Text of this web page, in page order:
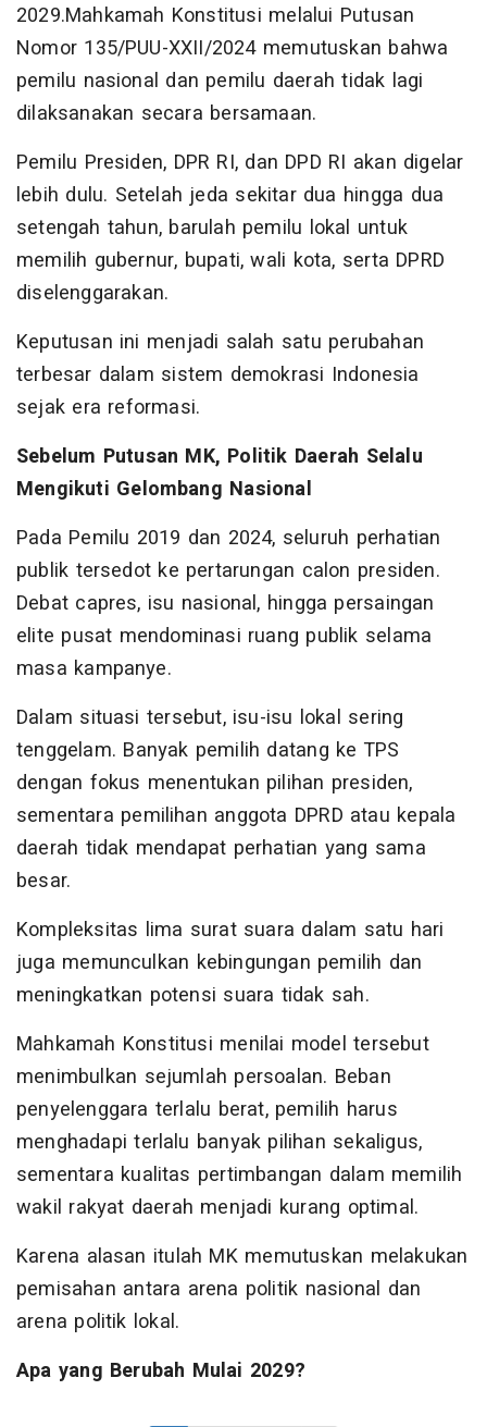
2029.Mahkamah Konstitusi melalui Putusan
Nomor 135/PUU-XXII/2024 memutuskan bahwa
pemilu nasional dan pemilu daerah tidak lagi
dilaksanakan secara bersamaan.
Pemilu Presiden, DPR RI, dan DPD RI akan digelar
lebih dulu. Setelah jeda sekitar dua hingga dua
setengah tahun, barulah pemilu lokal untuk
memilih gubernur, bupati, wali kota, serta DPRD
diselenggarakan.
Keputusan ini menjadi salah satu perubahan
terbesar dalam sistem demokrasi Indonesia
sejak era reformasi.
Sebelum Putusan MK, Politik Daerah Selalu
Mengikuti Gelombang Nasional
Pada Pemilu 2019 dan 2024, seluruh perhatian
publik tersedot ke pertarungan calon presiden.
Debat capres, isu nasional, hingga persaingan
elite pusat mendominasi ruang publik selama
masa kampanye.
Dalam situasi tersebut, isu-isu lokal sering
tenggelam. Banyak pemilih datang ke TPS
dengan fokus menentukan pilihan presiden,
sementara pemilihan anggota DPRD atau kepala
daerah tidak mendapat perhatian yang sama
besar.
Kompleksitas lima surat suara dalam satu hari
juga memunculkan kebingungan pemilih dan
meningkatkan potensi suara tidak sah.
Mahkamah Konstitusi menilai model tersebut
menimbulkan sejumlah persoalan. Beban
penyelenggara terlalu berat, pemilih harus
menghadapi terlalu banyak pilihan sekaligus,
sementara kualitas pertimbangan dalam memilih
wakil rakyat daerah menjadi kurang optimal.
Karena alasan itulah MK memutuskan melakukan
pemisahan antara arena politik nasional dan
arena politik lokal.
Apa yang Berubah Mulai 2029?